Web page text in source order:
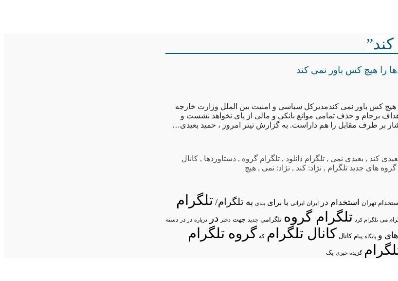
را هیچ کس باور نمی کند
هیچ کس باور نمی کندمدیرکل سیاسی و امنیت بین الملل وزارت خارجه
برجام و حذف تمامی موانع بانکی و مالی از پای نخواهد نشست و
بر طرف مقابل را هم داراست. به گزارش تیتر امروز ، حمید بعیدی…
کند , بعیدی نمی , تلگرام دانلود , تلگرام گروه , دستاوردها , کانال
گروه های جدید تلگرام , نژاد: کند , نژاد: نمی , هیچ
تهران استخدام در ایران ایرانی با برای بندی به تلگرام/ تلگرام
می تلگرام کرد تلگرام گروه تلگرامی جدید جهت دختر در درباره در در دسته
های و پایگاه پیام کانال کانال تلگرام که گروه تلگرام
گزیده خبری یک